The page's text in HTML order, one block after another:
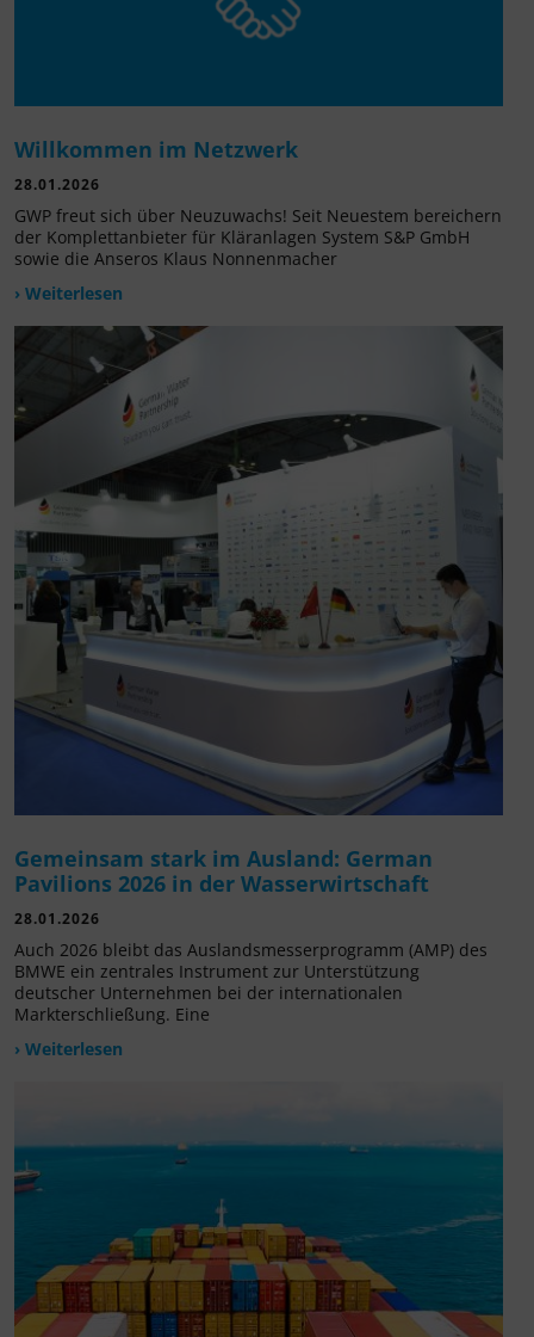
Willkommen im Netzwerk
28.01.2026
GWP freut sich über Neuzuwachs! Seit Neuestem bereichern
der Komplettanbieter für Kläranlagen System S&P GmbH
sowie die Anseros Klaus Nonnenmacher
› Weiterlesen
Gemeinsam stark im Ausland: German
Pavilions 2026 in der Wasserwirtschaft
28.01.2026
Auch 2026 bleibt das Auslandsmesserprogramm (AMP) des
BMWE ein zentrales Instrument zur Unterstützung
deutscher Unternehmen bei der internationalen
Markterschließung. Eine
› Weiterlesen